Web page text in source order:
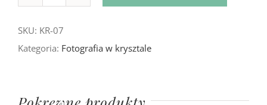
SKU: KR-07
Kategoria: Fotografia w krysztale